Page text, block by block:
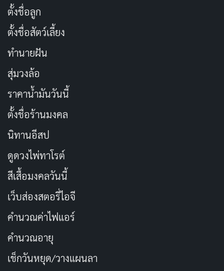
สัตว์หรือสิ่งมีชีวิตโผล่ออกมาอย่างกะทันหัน
ฉากสะดุ้งประเภทนี้เป็นที่นิยมมากในภาพยนตร์หรือเกม
วิญญาณ สัตว์ประหลาด ฯลฯ โผล่ออกมาอย่างกะทันหัน
จากมุมต่างๆ ทำให้ผู้ชมสะดุ้งจากความตกใจ
เสียงดังกระทันหัน
คาดคิด เช่น เสียงระเบิด เสียงสัตว์ร้อง หรือเสียงอื่นๆ ที่
ทำให้ผู้ชมสะดุ้งจากความตกใจ
ภาพวาบเร็ว
ฉากสะดุ้งบางครั้งอาจใช้เทคนิคการแสดงภาพวาบเร็วของ
สิ่งที่น่ากลัว ซึ่งจะทำให้ผู้ชมรู้สึกสะดุ้งและหวาดกลัวในระยะ
เวลาสั้นๆ
ตั้งชื่อลูก
ตั้งชื่อสัตว์เลี้ยง
ทำนายฝัน
สุ่มวงล้อ
ราคาน้ำมันวันนี้
ตั้งชื่อร้านมงคล
นิทานอีสป
ดูดวงไพ่ทาโรต์
สีเสื้อมงคลวันนี้
เว็บส่องสตอรี่ไอจี
คำนวณค่าไฟแอร์
คำนวณอายุ
เช็กวันหยุด/วางแผนลา